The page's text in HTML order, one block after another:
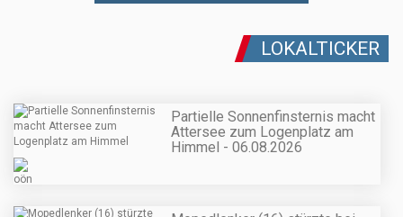
LOKALTICKER
Partielle Sonnenfinsternis macht
Attersee zum Logenplatz am
Himmel - 06.08.2026